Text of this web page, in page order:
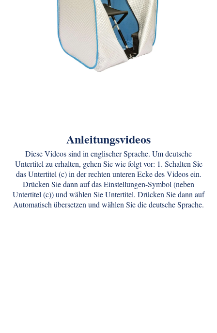
Anleitungsvideos
Diese Videos sind in englischer Sprache. Um deutsche
Untertitel zu erhalten, gehen Sie wie folgt vor: 1. Schalten Sie
das Untertitel (c) in der rechten unteren Ecke des Videos ein.
Drücken Sie dann auf das Einstellungen-Symbol (neben
Untertitel (c)) und wählen Sie Untertitel. Drücken Sie dann auf
Automatisch übersetzen und wählen Sie die deutsche Sprache.